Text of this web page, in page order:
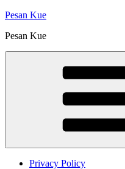
Skip
content
Pesan Kue
Pesan Kue
Privacy Policy